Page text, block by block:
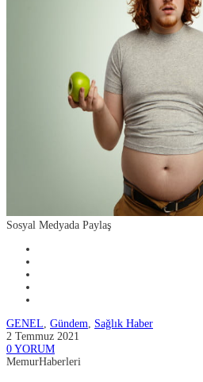
Sosyal Medyada Paylaş
GENEL, Gündem, Sağlık Haber
2 Temmuz 2021
0 YORUM
MemurHaberleri